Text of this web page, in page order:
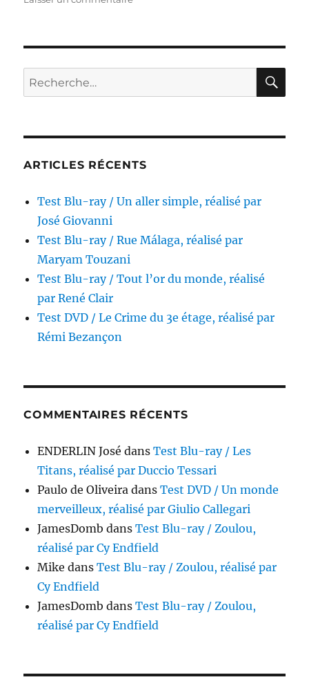
réalisé
Penny
Alan
Edwards
Recherche
pour :
ARTICLES RÉCENTS
Test Blu-ray / Un aller simple, réalisé par
José Giovanni
Test Blu-ray / Rue Málaga, réalisé par
Maryam Touzani
Test Blu-ray / Tout l’or du monde, réalisé
par René Clair
Test DVD / Le Crime du 3e étage, réalisé par
Rémi Bezançon
COMMENTAIRES RÉCENTS
ENDERLIN José dansTest Blu-ray / Les
Titans, réalisé par Duccio Tessari
Paulo de Oliveira dansTest DVD / Un monde
merveilleux, réalisé par Giulio Callegari
JamesDomb dansTest Blu-ray / Zoulou,
réalisé par Cy Endfield
Mike dansTest Blu-ray / Zoulou, réalisé par
Cy Endfield
JamesDomb dansTest Blu-ray / Zoulou,
réalisé par Cy Endfield